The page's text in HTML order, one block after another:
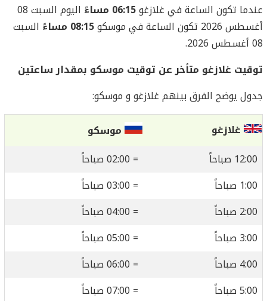
عندما تكون الساعة في غلازغو06:15 مساءً
اليوم السبت 08
أغسطس 2026 تكون الساعة في موسكو
08:15 مساءً
السبت
08 أغسطس 2026.
توقيت غلازغو متأخر عن توقيت موسكو بمقدار ساعتين
جدول يوضح الفرق بينهم غلازغو و موسكو:
غلازغو
موسكو
12:00 صباحاً
= 02:00 صباحاً
1:00 صباحاً
= 03:00 صباحاً
2:00 صباحاً
= 04:00 صباحاً
3:00 صباحاً
= 05:00 صباحاً
4:00 صباحاً
= 06:00 صباحاً
5:00 صباحاً
= 07:00 صباحاً